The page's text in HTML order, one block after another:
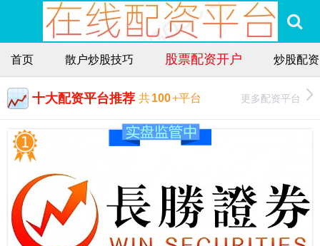
首页 散户炒股技巧 股票配资开户 炒股配
十大配资平台推荐 共100+平台 更多配资平台